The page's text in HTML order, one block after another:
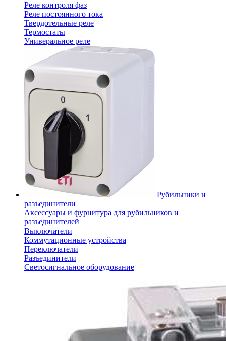
Реле контроля фаз
Реле постоянного тока
Твердотельные реле
Термостаты
Универальное реле
Рубильники и
разъединители
Аксессуары и фурнитура для рубильников и
разъединителей
Выключатели
Коммутационные устройства
Переключатели
Разъединители
Светосигнальное оборудование